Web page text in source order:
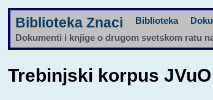
Biblioteka Znaci Biblioteka
Dokumenti i knjige o drugom svetskom ratu
Trebinjski korpus JVuO